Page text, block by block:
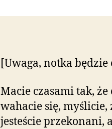
[Uwaga, notka będzie
Macie czasami tak,
wahacie się,
jesteście przekonani,